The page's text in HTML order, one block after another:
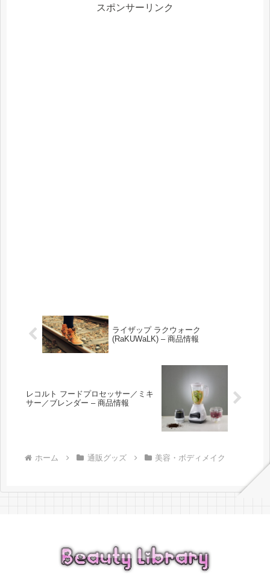
スポンサーリンク
ライザップ ラクウォーク
(RaKUWaLK) – 商品情報
レコルト フードプロセッサー／ミキ
サー／ブレンダー – 商品情報
ホーム 通販グッズ 美容・ボディメイク